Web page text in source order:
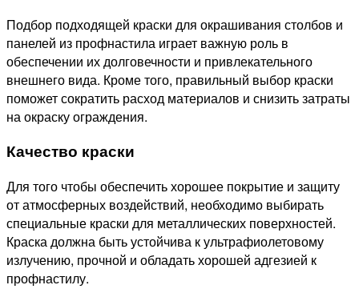
Подбор подходящей краски для окрашивания столбов и
панелей из профнастила играет важную роль в
обеспечении их долговечности и привлекательного
внешнего вида. Кроме того, правильный выбор краски
поможет сократить расход материалов и снизить затраты
на окраску ограждения.
Качество краски
Для того чтобы обеспечить хорошее покрытие и защиту
от атмосферных воздействий, необходимо выбирать
специальные краски для металлических поверхностей.
Краска должна быть устойчива к ультрафиолетовому
излучению, прочной и обладать хорошей адгезией к
профнастилу.